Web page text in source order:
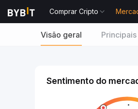
Comprar Cripto
Visão geral
Sentimento do